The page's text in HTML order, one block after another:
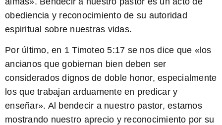
obediencia y reconocimiento de su autoridad
espiritual sobre nuestras vidas.
Por último, en 1 Timoteo 5:17 se nos dice que «los
ancianos que gobiernan bien deben ser
considerados dignos de doble honor, especialmente
los que trabajan arduamente en predicar y
enseñar». Al bendecir a nuestro pastor, estamos
mostrando nuestro aprecio y reconocimiento por su